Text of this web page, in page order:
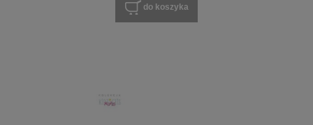
do koszyka